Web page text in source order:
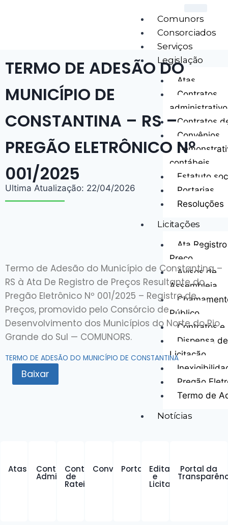
Comunors
Consorciados
Serviços
Legislação
Atas
Contratos
Contratos
Convênios
contábeis
Estatuto
Portarias
Resoluções
Licitações
Ata
Preço
Avisos de
Assembleia
Público
Contratos e
Dispensa de
Licitação
Pregão
Termo de
Notícias
X
TERMO DE ADESÃO DO
MUNICÍPIO DE
CONSTANTINA – RS –
PREGÃO ELETRÔNICO Nº
001/2025
Ultima Atualização: 22/04/2026
Termo de Adesão do Município de Constantina –
RS à Ata De Registro de Preços Resultante do
Pregão Eletrônico Nº 001/2025 – Registro de
Preços, promovido pelo Consórcio de
Desenvolvimento dos Municípios do Norte do Rio
Grande do Sul — COMUNORS.
TERMO DE ADESÃO DO MUNICÍPIO DE CONSTANTINA
Baixar
Atas Contratos
Administrativos
Contratos
de
Rateio
ConvêniosPortariasEditais
e
Licitações
Portal da